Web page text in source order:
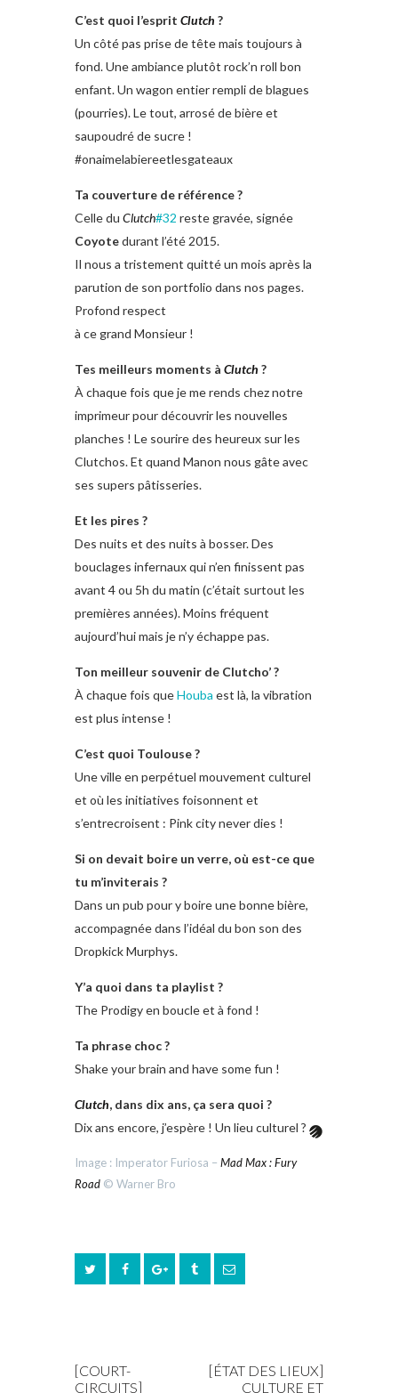
C’est quoi l’esprit Clutch ?
Un côté pas prise de tête mais toujours à
fond. Une ambiance plutôt rock’n roll bon
enfant. Un wagon entier rempli de blagues
(pourries). Le tout, arrosé de bière et
saupoudré de sucre !
#onaimelabiereetlesgateaux
Ta couverture de référence ?
Celle du Clutch#32 reste gravée, signée
Coyotedurant l’été 2015.
Il nous a tristement quitté un mois après la
parution de son portfolio dans nos pages.
Profond respect
à ce grand Monsieur !
Tes meilleurs moments à Clutch ?
À chaque fois que je me rends chez notre
imprimeur pour découvrir les nouvelles
planches ! Le sourire des heureux sur les
Clutchos. Et quand Manon nous gâte avec
ses supers pâtisseries.
Et les pires ?
Des nuits et des nuits à bosser. Des
bouclages infernaux qui n’en finissent pas
avant 4 ou 5h du matin (c’était surtout les
premières années). Moins fréquent
aujourd’hui mais je n’y échappe pas.
Ton meilleur souvenir de Clutcho’ ?
À chaque fois queHouba est là, la vibration
est plus intense !
C’est quoi Toulouse ?
Une ville en perpétuel mouvement culturel
et où les initiatives foisonnent et
s’entrecroisent : Pink city never dies !
Si on devait boire un verre, où est-ce que
tu m’inviterais ?
Dans un pub pour y boire une bonne bière,
accompagnée dans l’idéal du bon son des
Dropkick Murphys.
Y’a quoi dans ta playlist ?
The Prodigy en boucle et à fond !
Ta phrase choc ?
Shake your brain and have some fun !
Clutch, dans dix ans, ça sera quoi ?
Dix ans encore, j’espère ! Un lieu culturel ?
Image : Imperator Furiosa – Mad Max : Fury
Road © Warner Bro
[COURT-
CIRCUITS]
[ÉTAT DES LIEUX]
CULTURE ET